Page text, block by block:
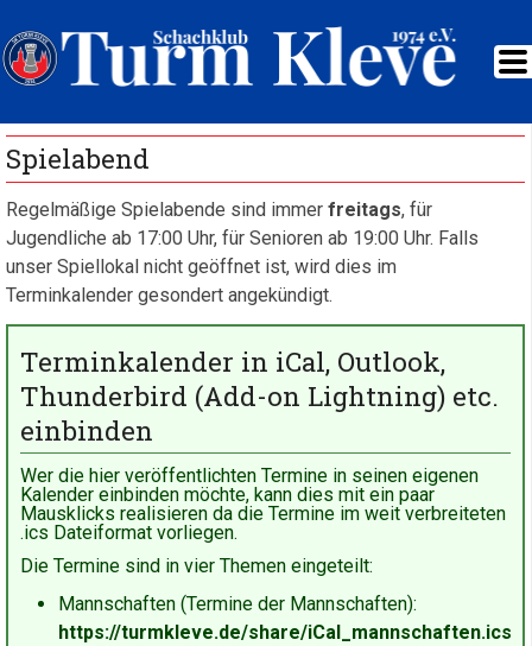
Spielabend
Regelmäßige Spielabende sind immer freitags, für
Jugendliche ab 17:00 Uhr, für Senioren ab 19:00 Uhr. Falls
unser Spiellokal nicht geöffnet ist, wird dies im
Terminkalender gesondert angekündigt.
Terminkalender in iCal, Outlook,
Thunderbird (Add-on Lightning) etc.
einbinden
Wer die hier veröffentlichten Termine in seinen eigenen
Kalender einbinden möchte, kann dies mit ein paar
Mausklicks realisieren da die Termine im weit verbreiteten
.ics Dateiformat vorliegen.
Die Termine sind in vier Themen eingeteilt:
Mannschaften (Termine der Mannschaften):
https://turmkleve.de/share/iCal_mannschaften.ics